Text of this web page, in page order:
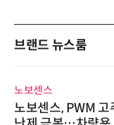
브랜드 뉴스룸
노보센스
노보센스, PWM 고